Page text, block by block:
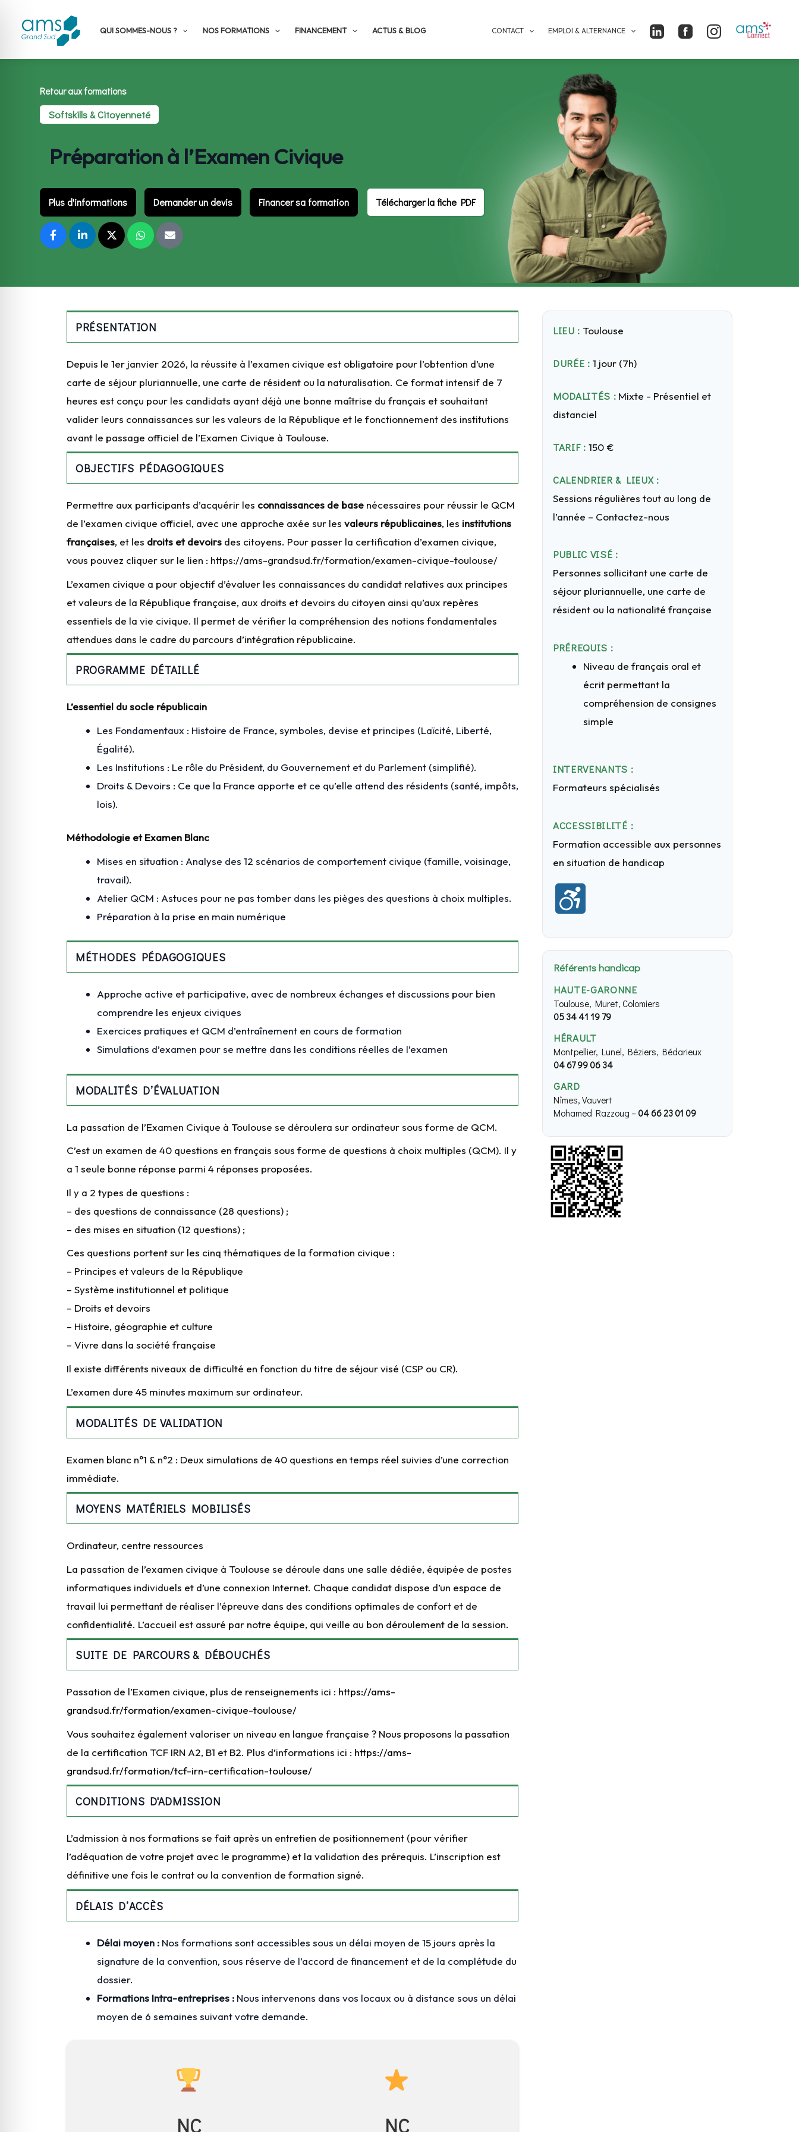
QUI SOMMES-NOUS ? NOS FORMATIONS FINANCEMENT ACTUS & BLOG CONTACT EMPLOI & ALTERNANCE
Retour aux formations
Softskills & Citoyenneté
Préparation à l’Examen Civique
Plus d'informations Demander un devis Financer sa formation Télécharger la fiche PDF
PRÉSENTATION
Depuis le 1er janvier 2026, la réussite à l’examen civique est obligatoire pour l’obtention d’une
carte de séjour pluriannuelle, une carte de résident ou la naturalisation. Ce format intensif de 7
heures est conçu pour les candidats ayant déjà une bonne maîtrise du français et souhaitant
valider leurs connaissances sur les valeurs de la République et le fonctionnement des institutions
avant le passage officiel de l’Examen Civique à Toulouse.
OBJECTIFS PÉDAGOGIQUES
Permettre aux participants d’acquérir les connaissances de base nécessaires pour réussir le QCM
de l’examen civique officiel, avec une approche axée sur les valeurs républicaines, les institutions
françaises, et les droits et devoirs des citoyens. Pour passer la certification d’examen civique,
vous pouvez cliquer sur le lien : https://ams-grandsud.fr/formation/examen-civique-toulouse/
L’examen civique a pour objectif d’évaluer les connaissances du candidat relatives aux principes
et valeurs de la République française, aux droits et devoirs du citoyen ainsi qu’aux repères
essentiels de la vie civique. Il permet de vérifier la compréhension des notions fondamentales
attendues dans le cadre du parcours d’intégration républicaine.
PROGRAMME DÉTAILLÉ
L’essentiel du socle républicain
Les Fondamentaux : Histoire de France, symboles, devise et principes (Laïcité, Liberté,
Égalité).
Les Institutions : Le rôle du Président, du Gouvernement et du Parlement (simplifié).
Droits & Devoirs : Ce que la France apporte et ce qu’elle attend des résidents (santé, impôts,
lois).
Méthodologie et Examen Blanc
Mises en situation : Analyse des 12 scénarios de comportement civique (famille, voisinage,
travail).
Atelier QCM : Astuces pour ne pas tomber dans les pièges des questions à choix multiples.
Préparation à la prise en main numérique
MÉTHODES PÉDAGOGIQUES
Approche active et participative, avec de nombreux échanges et discussions pour bien
comprendre les enjeux civiques
Exercices pratiques et QCM d’entraînement en cours de formation
Simulations d’examen pour se mettre dans les conditions réelles de l’examen
MODALITÉS D’ÉVALUATION
La passation de l’Examen Civique à Toulouse se déroulera sur ordinateur sous forme de QCM.
C’est un examen de 40 questions en français sous forme de questions à choix multiples (QCM). Il y
a 1 seule bonne réponse parmi 4 réponses proposées.
Il y a 2 types de questions :
– des questions de connaissance (28 questions) ;
– des mises en situation (12 questions) ;
Ces questions portent sur les cinq thématiques de la formation civique :
– Principes et valeurs de la République
– Système institutionnel et politique
– Droits et devoirs
– Histoire, géographie et culture
– Vivre dans la société française
Il existe différents niveaux de difficulté en fonction du titre de séjour visé (CSP ou CR).
L’examen dure 45 minutes maximum sur ordinateur.
MODALITÉS DE VALIDATION
Examen blanc n°1 & n°2 : Deux simulations de 40 questions en temps réel suivies d’une correction
immédiate.
MOYENS MATÉRIELS MOBILISÉS
Ordinateur, centre ressources
La passation de l’examen civique à Toulouse se déroule dans une salle dédiée, équipée de postes
informatiques individuels et d’une connexion Internet. Chaque candidat dispose d’un espace de
travail lui permettant de réaliser l’épreuve dans des conditions optimales de confort et de
confidentialité. L’accueil est assuré par notre équipe, qui veille au bon déroulement de la session.
SUITE DE PARCOURS & DÉBOUCHÉS
Passation de l’Examen civique, plus de renseignements ici : https://ams-
grandsud.fr/formation/examen-civique-toulouse/
Vous souhaitez également valoriser un niveau en langue française ? Nous proposons la passation
de la certification TCF IRN A2, B1 et B2. Plus d’informations ici : https://ams-
grandsud.fr/formation/tcf-irn-certification-toulouse/
CONDITIONS D'ADMISSION
L’admission à nos formations se fait après un entretien de positionnement (pour vérifier
l’adéquation de votre projet avec le programme) et la validation des prérequis. L’inscription est
définitive une fois le contrat ou la convention de formation signé.
DÉLAIS D’ACCÈS
Délai moyen : Nos formations sont accessibles sous un délai moyen de 15 jours après la
signature de la convention, sous réserve de l’accord de financement et de la complétude du
dossier.
Formations Intra-entreprises : Nous intervenons dans vos locaux ou à distance sous un délai
moyen de 6 semaines suivant votre demande.
NC NC
LIEU : Toulouse
DURÉE : 1 jour (7h)
MODALITÉS : Mixte - Présentiel et
distanciel
TARIF : 150 €
CALENDRIER & LIEUX :
Sessions régulières tout au long de
l’année – Contactez-nous
PUBLIC VISÉ :
Personnes sollicitant une carte de
séjour pluriannuelle, une carte de
résident ou la nationalité française
PRÉREQUIS :
Niveau de français oral et
écrit permettant la
compréhension de consignes
simple
INTERVENANTS :
Formateurs spécialisés
ACCESSIBILITÉ :
Formation accessible aux personnes
en situation de handicap
Référents handicap
HAUTE-GARONNE
Toulouse, Muret, Colomiers
05 34 41 19 79
HÉRAULT
Montpellier, Lunel, Béziers, Bédarieux
04 67 99 06 34
GARD
Nîmes, Vauvert
Mohamed Razzoug – 04 66 23 01 09